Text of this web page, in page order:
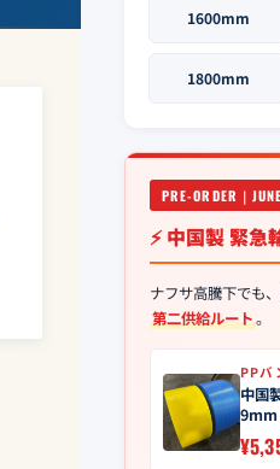
1600mm
1800mm
PRE-ORDER｜
⚡ 中国製 緊急
ナフサ高騰下でも
第二供給ルート。
PPバ
中国
9mm